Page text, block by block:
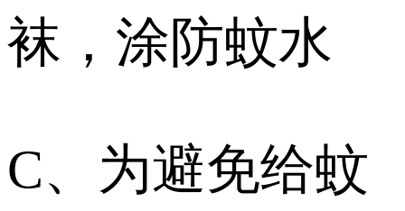
袜，涂防蚊水
C、为避免给蚊